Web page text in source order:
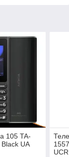
105 TA-
UA